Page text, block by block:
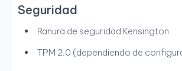
Seguridad
Ranura de seguridad Kensington
TPM 2.0 (dependiendo de